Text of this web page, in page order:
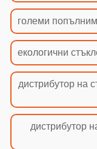
големи
екологични
дистрибутор на
дистрибутор